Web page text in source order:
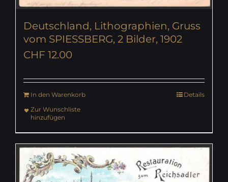
Deutschland, Lithographien, Gruss
vom SPIESSBERG, 2 Bilder, 1902
CHF 12.00
In den Warenkorb
Details
Zur Wunschliste
hinzufügen